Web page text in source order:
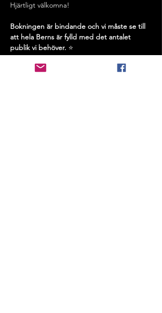
Hjärtligt välkomna!
Bokningen är bindande och vi måste se till
att hela Berns är fylld med det antalet
publik vi behöver. ⭐️
Väskor: Ni får ta med er mindre väskor och